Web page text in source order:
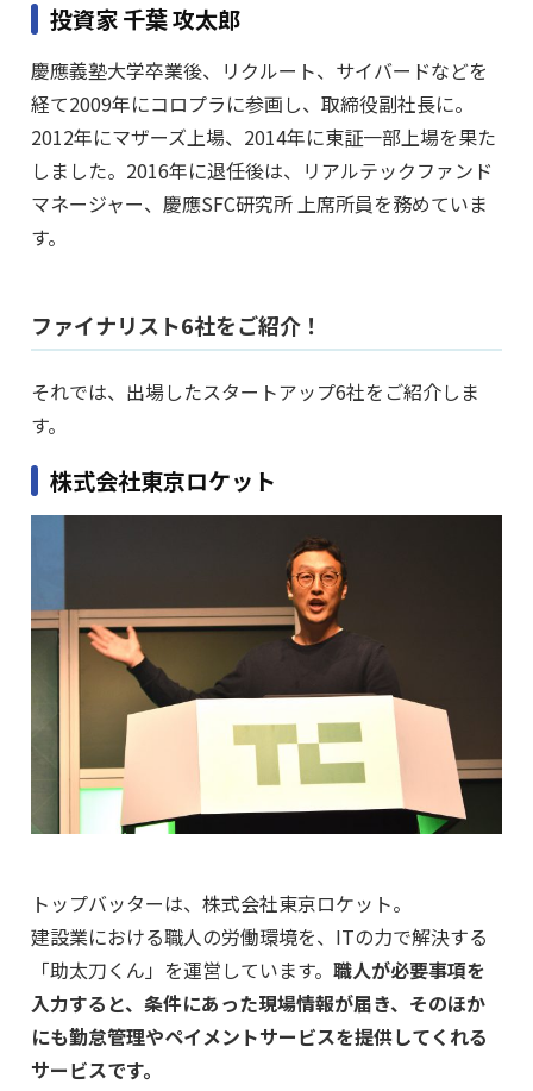
投資家 千葉 攻太郎
慶應義塾大学卒業後、リクルート、サイバードなどを
経て2009年にコロプラに参画し、取締役副社長に。
2012年にマザーズ上場、2014年に東証一部上場を果た
しました。2016年に退任後は、リアルテックファンド
マネージャー、慶應SFC研究所 上席所員を務めていま
す。
ファイナリスト6社をご紹介！
それでは、出場したスタートアップ6社をご紹介しま
す。
株式会社東京ロケット
トップバッターは、株式会社東京ロケット。
建設業における職人の労働環境を、ITの力で解決する
「助太刀くん」を運営しています。 職人が必要事項を
入力すると、条件にあった現場情報が届き、そのほか
にも勤怠管理やペイメントサービスを提供してくれる
サービスです。